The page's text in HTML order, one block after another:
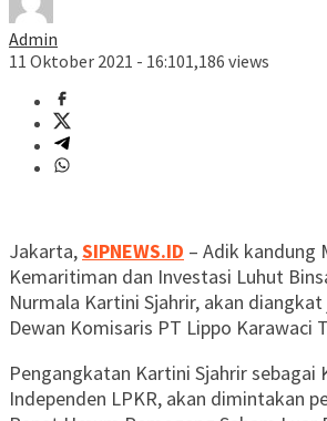
Admin
11 Oktober 2021 - 16:101,186 views
Jakarta,SIPNEWS.ID – Adik kandung
Kemaritiman dan Investasi Luhut
Nurmala Kartini Sjahrir, akan
Dewan Komisaris PT Lippo Karawaci
Pengangkatan Kartini Sjahrir sebagai
Independen LPKR, akan dimintakan